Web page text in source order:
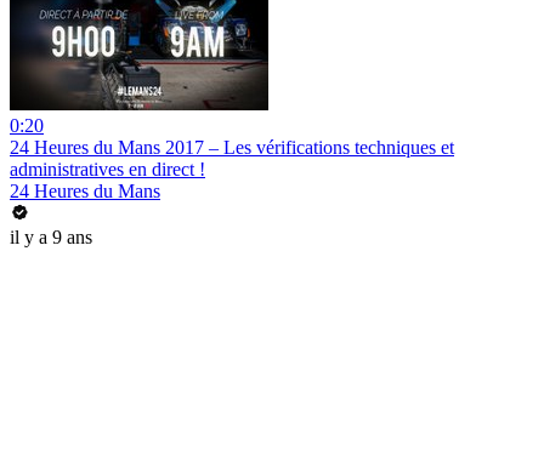
0:20
24 Heures du Mans 2017 – Les vérifications techniques et
administratives en direct !
24 Heures du Mans
il y a 9 ans